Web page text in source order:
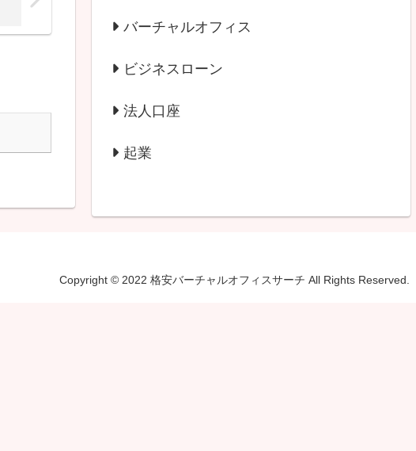
バーチャルオフィス
ビジネスローン
法人口座
起業
Copyright © 2022 格安バーチャルオフィスサーチ All Rights Reserved.